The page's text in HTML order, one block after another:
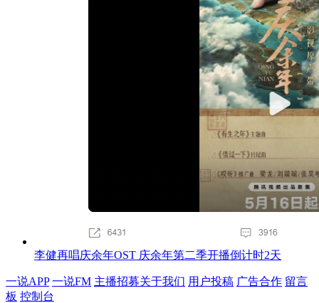
李健再唱庆余年OST 庆余年第二季开播倒计时2天
一说APP 一说FM 主播招募关于我们 用户投稿 广告合作 留言
板 控制台